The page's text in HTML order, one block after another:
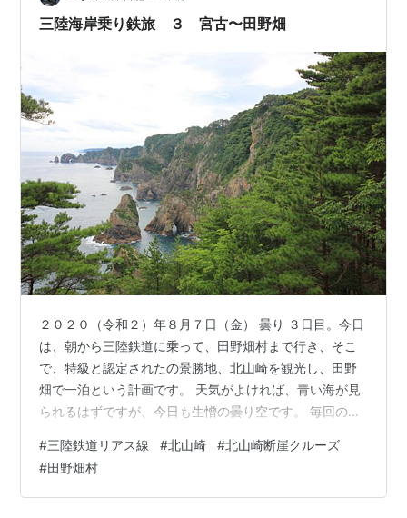
三陸海岸乗り鉄旅 ３ 宮古〜田野畑
２０２０（令和２）年８月７日（金） 曇り ３日目。今日
は、朝から三陸鉄道に乗って、田野畑村まで行き、そこ
で、特級と認定されたの景勝地、北山崎を観光し、田野
畑で一泊という計画です。 天気がよければ、青い海が見
られるはずですが、今日も生憎の曇り空です。 毎回のお
でいるため、2025年6月現在では、状況が変わっている
ところがあると思います。気がついたところは追記しま
す。現地に行かないとわからないこともあると思うので
#三陸鉄道リアス線 #北山崎 #北山崎断崖クルーズ
#田野畑村